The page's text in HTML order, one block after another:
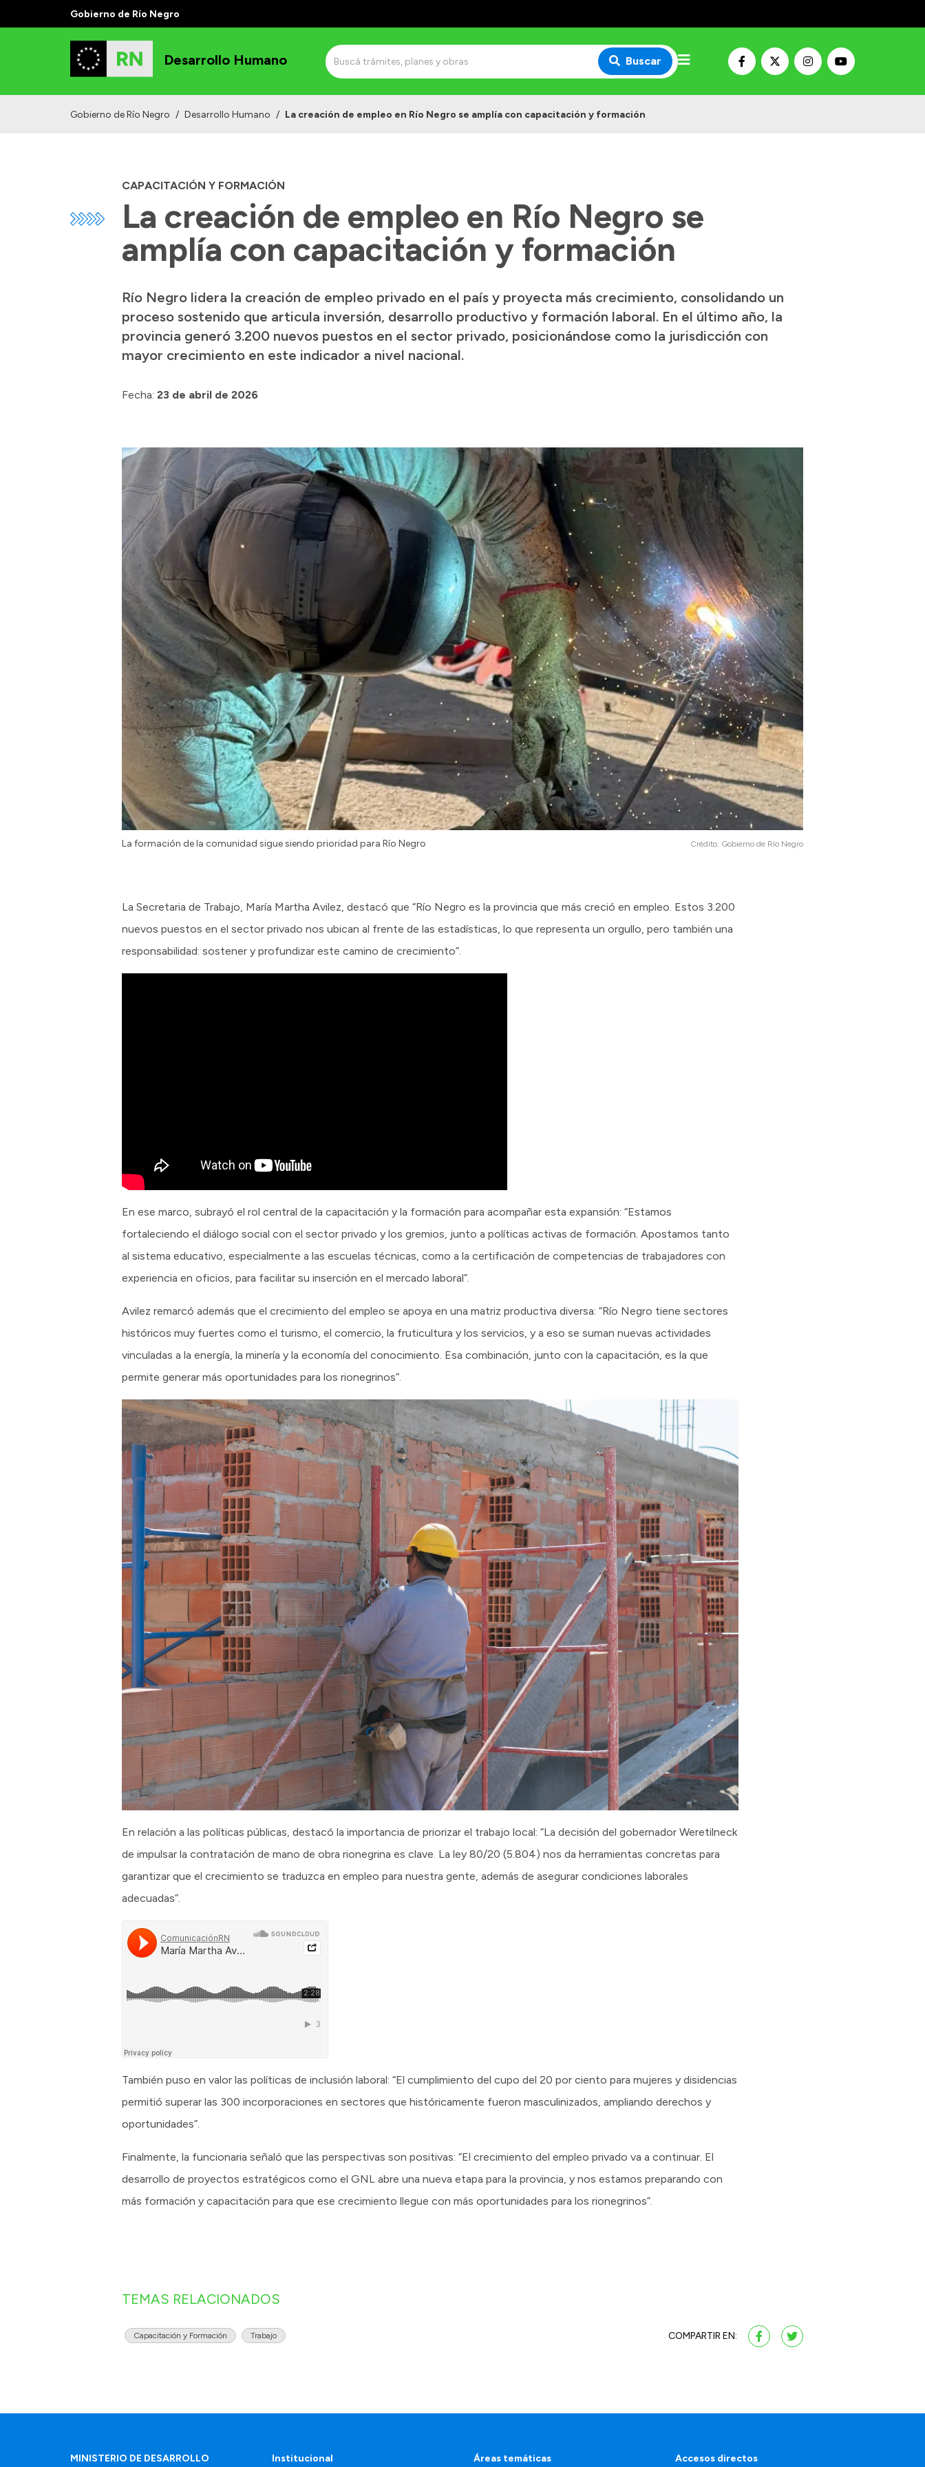
Gobierno de Río Negro
Desarrollo Humano Buscar
Gobierno de Río Negro / Desarrollo Humano / La creación de empleo en Río Negro se amplía con capacitación y formación
CAPACITACIÓN Y FORMACIÓN
La creación de empleo en Río Negro se
amplía con capacitación y formación
Río Negro lidera la creación de empleo privado en el país y proyecta más crecimiento, consolidando un
proceso sostenido que articula inversión, desarrollo productivo y formación laboral. En el último año, la
provincia generó 3.200 nuevos puestos en el sector privado, posicionándose como la jurisdicción con
mayor crecimiento en este indicador a nivel nacional.
Fecha: 23 de abril de 2026
La formación de la comunidad sigue siendo prioridad para Río Negro Crédito: Gobierno de Río Negro
La Secretaria de Trabajo, María Martha Avilez, destacó que “Río Negro es la provincia que más creció en empleo. Estos 3.200
nuevos puestos en el sector privado nos ubican al frente de las estadísticas, lo que representa un orgullo, pero también una
responsabilidad: sostener y profundizar este camino de crecimiento”.
En ese marco, subrayó el rol central de la capacitación y la formación para acompañar esta expansión: “Estamos
fortaleciendo el diálogo social con el sector privado y los gremios, junto a políticas activas de formación. Apostamos tanto
al sistema educativo, especialmente a las escuelas técnicas, como a la certificación de competencias de trabajadores con
experiencia en oficios, para facilitar su inserción en el mercado laboral”.
Avilez remarcó además que el crecimiento del empleo se apoya en una matriz productiva diversa: “Río Negro tiene sectores
históricos muy fuertes como el turismo, el comercio, la fruticultura y los servicios, y a eso se suman nuevas actividades
vinculadas a la energía, la minería y la economía del conocimiento. Esa combinación, junto con la capacitación, es la que
permite generar más oportunidades para los rionegrinos”.
En relación a las políticas públicas, destacó la importancia de priorizar el trabajo local: “La decisión del gobernador Weretilneck
de impulsar la contratación de mano de obra rionegrina es clave. La ley 80/20 (5.804) nos da herramientas concretas para
garantizar que el crecimiento se traduzca en empleo para nuestra gente, además de asegurar condiciones laborales
adecuadas”.
También puso en valor las políticas de inclusión laboral: “El cumplimiento del cupo del 20 por ciento para mujeres y disidencias
permitió superar las 300 incorporaciones en sectores que históricamente fueron masculinizados, ampliando derechos y
oportunidades”.
Finalmente, la funcionaria señaló que las perspectivas son positivas: “El crecimiento del empleo privado va a continuar. El
desarrollo de proyectos estratégicos como el GNL abre una nueva etapa para la provincia, y nos estamos preparando con
más formación y capacitación para que ese crecimiento llegue con más oportunidades para los rionegrinos”.
TEMAS RELACIONADOS
Capacitación y Formación Trabajo COMPARTIR EN:
MINISTERIO DE DESARROLLO
Institucional Áreas temáticas Accesos directos